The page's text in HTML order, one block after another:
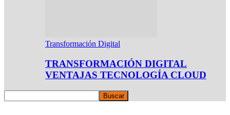
Transformación Digital
TRANSFORMACIÓN DIGITAL
VENTAJAS TECNOLOGÍA CLOUD